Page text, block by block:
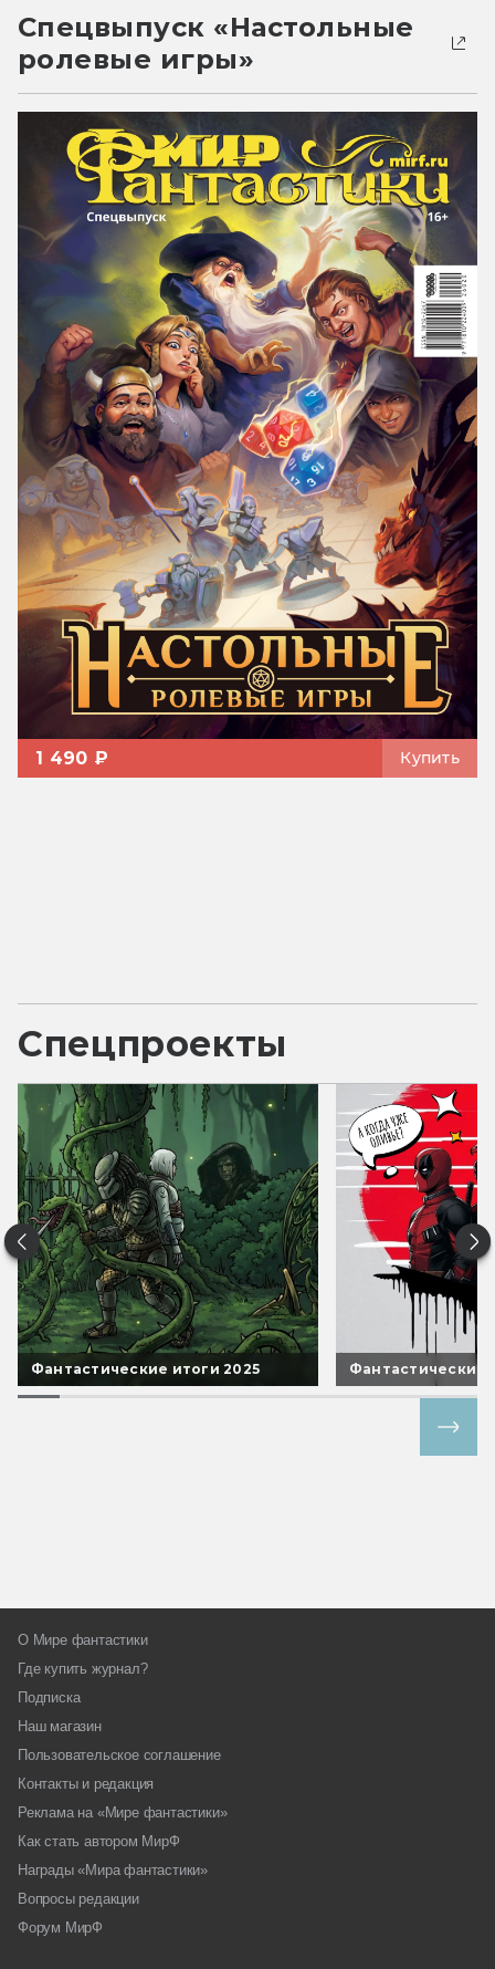
Спецвыпуск «Настольные
ролевые игры»
1 490 ₽ Купить
Спецпроекты
Фантастические итоги 2025 Фантастические
О Мире фантастики
Где купить журнал?
Подписка
Наш магазин
Пользовательское соглашение
Контакты и редакция
Реклама на «Мире фантастики»
Как стать автором МирФ
Награды «Мира фантастики»
Вопросы редакции
Форум МирФ